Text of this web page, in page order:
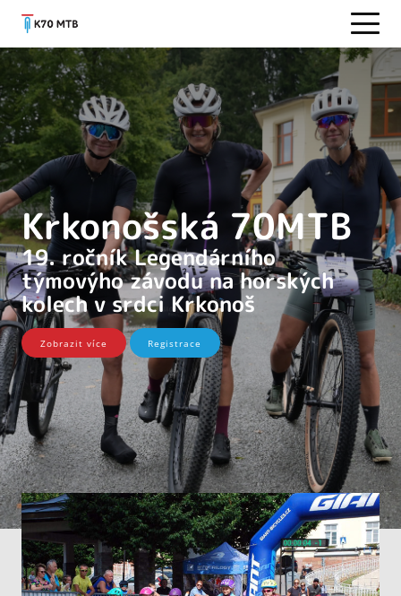
Krkonošská 70MTB
19. ročník Legendárního
týmovýho závodu na horských
kolech v srdci Krkonoš
Zobrazit více Registrace